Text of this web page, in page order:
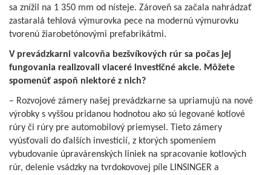
sa znížil na 1 350 mm od nísteje. Zároveň sa začala nahrádzať
zastaralá tehlová výmurovka pece na modernú výmurovku
tvorenú žiarobetónovými prefabrikátmi.
V prevádzkarni valcovňa bezšvíkových rúr sa počas jej
fungovania realizovali viaceré investičné akcie. Môžete
spomenúť aspoň niektoré z nich?
– Rozvojové zámery našej prevádzkarne sa upriamujú na nové
výrobky s vyššou pridanou hodnotou ako sú legované kotlové
rúry či rúry pre automobilový priemysel. Tieto zámery
vyúsťovali do ďalších investícií, z ktorých spomeniem
vybudovanie úpravárenských liniek na spracovanie kotlových
rúr, delenie vsádzky na tvrdokovovej píle LINSINGER a